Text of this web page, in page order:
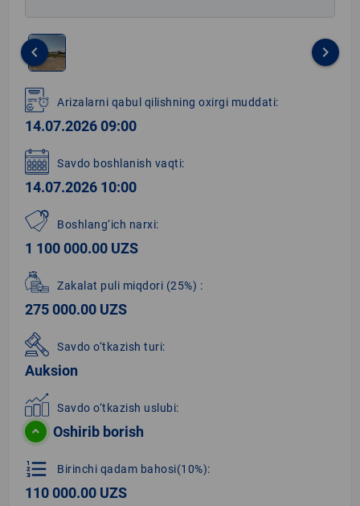
1
of
1
keyboard_arrow_left keyboard_arrow_right
Arizalarni qabul qilishning oxirgi muddati:
14.07.2026 09:00
Savdo boshlanish vaqti:
14.07.2026 10:00
Boshlang‘ich narxi:
1 100 000.00 UZS
Zakalat puli miqdori (25%) :
275 000.00 UZS
Savdo o‘tkazish turi:
Auksion
Savdo o‘tkazish uslubi:
Oshirib borish
format_list_numbered Birinchi qadam bahosi(10%):
110 000.00 UZS